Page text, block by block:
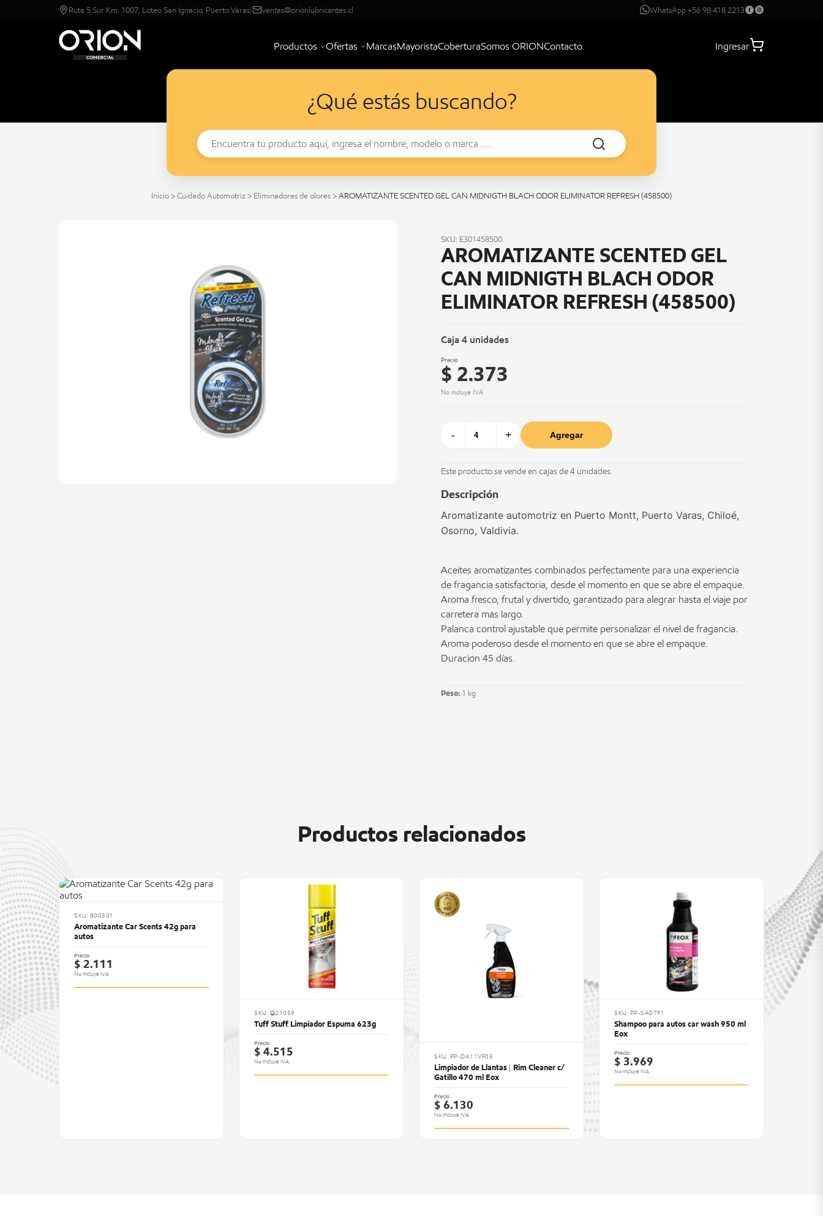
Ruta 5 Sur Km. 1007, Loteo San Ignacio, Puerto Varas| ventas@orionlubricantes.cl WhatsApp +56 98 418 2213
Productos Ofertas MarcasMayoristaCoberturaSomos ORIONContacto Ingresar
¿Qué estás buscando?
Inicio > Cuidado Automotriz > Eliminadores de olores > AROMATIZANTE SCENTED GEL CAN MIDNIGTH BLACH ODOR ELIMINATOR REFRESH (458500)
SKU: E301458500
AROMATIZANTE SCENTED GEL
CAN MIDNIGTH BLACH ODOR
ELIMINATOR REFRESH (458500)
Caja 4 unidades
Precio
$ 2.373
No incluye IVA
- + Agregar
Este producto se vende en cajas de 4 unidades.
Descripción
Aromatizante automotriz en Puerto Montt, Puerto Varas, Chiloé,
Osorno, Valdivia.
Aceites aromatizantes combinados perfectamente para una experiencia
de fragancia satisfactoria, desde el momento en que se abre el empaque.
Aroma fresco, frutal y divertido, garantizado para alegrar hasta el viaje por
carretera más largo.
Palanca control ajustable que permite personalizar el nivel de fragancia.
Aroma poderoso desde el momento en que se abre el empaque.
Duración 45 días.
Peso: 1 kg
Productos relacionados
SKU: 800301
Aromatizante Car Scents 42g para
autos
Precio
$ 2.111
No Incluye IVA
SKU: Q21059
Tuff Stuff Limpiador Espuma 623g
Precio
$ 4.515
No Incluye IVA
SKU: PP-DA11VF05
Limpiador de Llantas | Rim Cleaner c/
Gatillo 470 ml Eox
Precio
$ 6.130
No Incluye IVA
SKU: PP-SA07F1
Shampoo para autos car wash 950 ml
Eox
Precio
$ 3.969
No Incluye IVA